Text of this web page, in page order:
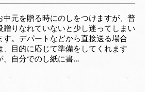
中元を贈る時にのしをつけますが、普
贈りなれていないと少し迷ってしまい
す。デパートなどから直接送る場合
、目的に応じて準備をしてくれます
、自分でのし紙に書...